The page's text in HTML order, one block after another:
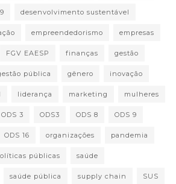
desenvolvimento sustentável
empreendedorismo empresas
FGV EAESP finanças gestão
pública gênero inovação
liderança marketing mulheres
ODS 3 ODS3 ODS 8 ODS 9
ODS 16 organizações pandemia
públicas saúde
saúde pública supply chain SUS